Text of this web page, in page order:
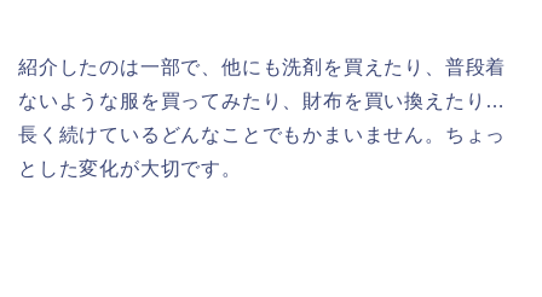
紹介したのは一部で、他にも洗剤を買えたり、普段着
ないような服を買ってみたり、財布を買い換えたり…
長く続けているどんなことでもかまいません。ちょっ
とした変化が大切です。